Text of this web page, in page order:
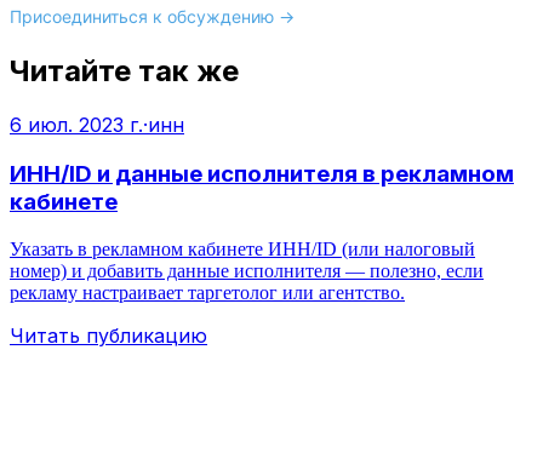
Присоединиться к обсуждению →
Читайте так же
6 июл. 2023 г.·инн
ИНН/ID и данные исполнителя в рекламном
кабинете
Указать в рекламном кабинете ИНН/ID (или налоговый
номер) и добавить данные исполнителя — полезно, если
рекламу настраивает таргетолог или агентство.
Читать публикацию